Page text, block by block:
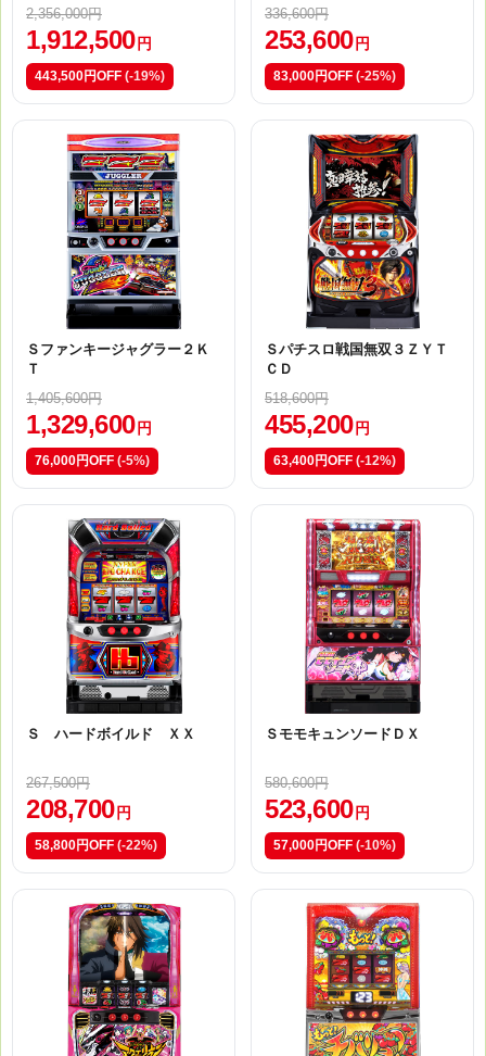
2,356,000円
1,912,500 円
443,500円OFF (-19%)
336,600円
253,600 円
83,000円OFF (-25%)
Ｓファンキージャグラー２Ｋ
Ｔ
1,405,600円
1,329,600 円
76,000円OFF (-5%)
Ｓパチスロ戦国無双３ＺＹＴ
ＣＤ
518,600円
455,200 円
63,400円OFF (-12%)
Ｓ ハードボイルド ＸＸ
267,500円
208,700 円
58,800円OFF (-22%)
ＳモモキュンソードＤＸ
580,600円
523,600 円
57,000円OFF (-10%)